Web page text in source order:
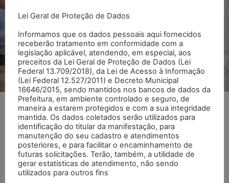
Orçamento Realizado
Voltar para página Orçamento Realizado
Outubro
web master 26/12/2022 15:15
DOWNLOAD
Lei Geral de Proteção de Dados
Informamos que os dados pessoais aqui fornecidos
receberão tratamento em conformidade com a
legislação aplicável, atendendo, em especial, aos
preceitos da Lei Geral de Proteção de Dados (Lei
Federal 13.709/2018), da Lei de Acesso à Informação
(Lei Federal 12.527/2011) e Decreto Municipal
16646/2015, sendo mantidos nos bancos de dados da
Prefeitura, em ambiente controlado e seguro, de
maneira a estarem protegidos e com a sua integridade
mantida. Os dados coletados serão utilizados para
identificação do titular da manifestação, para
manutenção do seu cadastro e atendimentos
posteriores, e para facilitar o encaminhamento de
futuras solicitações. Terão, também, a utilidade de
gerar estatísticas de atendimento, não sendo
utilizados para outros fins